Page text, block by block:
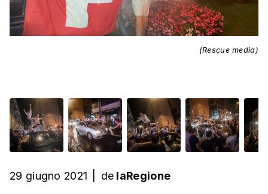
(Rescue media)
29 giugno 2021 de laRegione